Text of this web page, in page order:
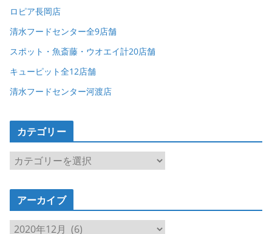
ロピア長岡店
清水フードセンター全9店舗
スポット・魚斎藤・ウオエイ計20店舗
キューピット全12店舗
清水フードセンター河渡店
カテゴリー
カ
テ
ゴ
ー
アーカイブ
ア